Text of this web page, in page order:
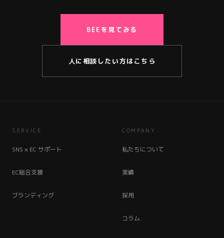
BEEを見てみる
人に相談したい方はこちら
SERVICE
SNS × EC サポート
EC総合支援
ブランディング
COMPANY
私たちについて
実績
採用
コラム